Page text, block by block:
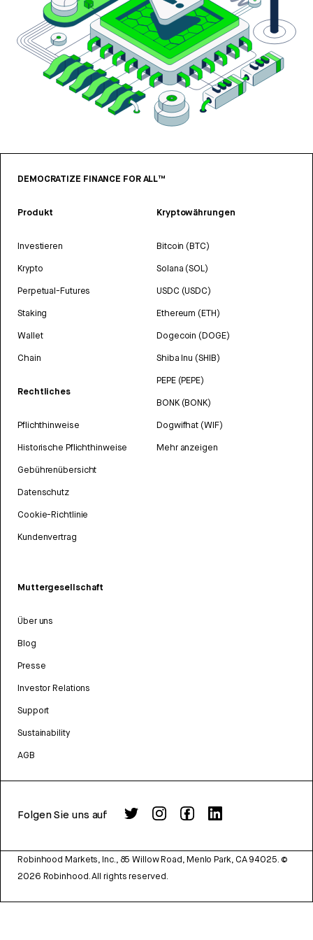
DEMOCRATIZE FINANCE FOR ALL™
Produkt
Investieren
Krypto
Perpetual-Futures
Staking
Wallet
Chain
Rechtliches
Pflichthinweise
Historische Pflichthinweise
Gebührenübersicht
Datenschutz
Cookie-Richtlinie
Kundenvertrag
Kryptowährungen
Bitcoin (BTC)
Solana (SOL)
USDC (USDC)
Ethereum (ETH)
Dogecoin (DOGE)
Shiba Inu (SHIB)
PEPE (PEPE)
BONK (BONK)
Dogwifhat (WIF)
Mehr anzeigen
Muttergesellschaft
Über uns
Blog
Presse
Investor Relations
Support
Sustainability
AGB
Folgen Sie uns auf
Robinhood Markets, Inc., 85 Willow Road, Menlo Park, CA 94025. ©
2026 Robinhood. All rights reserved.